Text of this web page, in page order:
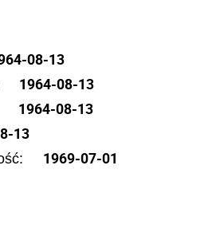
08-13
1964-08-13
1964-08-13
13
1969-07-01